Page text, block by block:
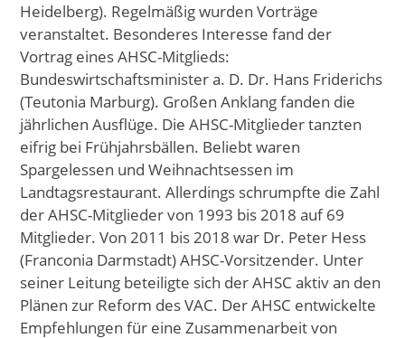
Heidelberg). Regelmäßig wurden Vorträge
veranstaltet. Besonderes Interesse fand der
Vortrag eines AHSC-Mitglieds:
Bundeswirtschaftsminister a. D. Dr. Hans Friderichs
(Teutonia Marburg). Großen Anklang fanden die
jährlichen Ausflüge. Die AHSC-Mitglieder tanzten
eifrig bei Frühjahrsbällen. Beliebt waren
Spargelessen und Weihnachtsessen im
Landtagsrestaurant. Allerdings schrumpfte die Zahl
der AHSC-Mitglieder von 1993 bis 2018 auf 69
Mitglieder. Von 2011 bis 2018 war Dr. Peter Hess
(Franconia Darmstadt) AHSC-Vorsitzender. Unter
seiner Leitung beteiligte sich der AHSC aktiv an den
Plänen zur Reform des VAC. Der AHSC entwickelte
Empfehlungen für eine Zusammenarbeit von